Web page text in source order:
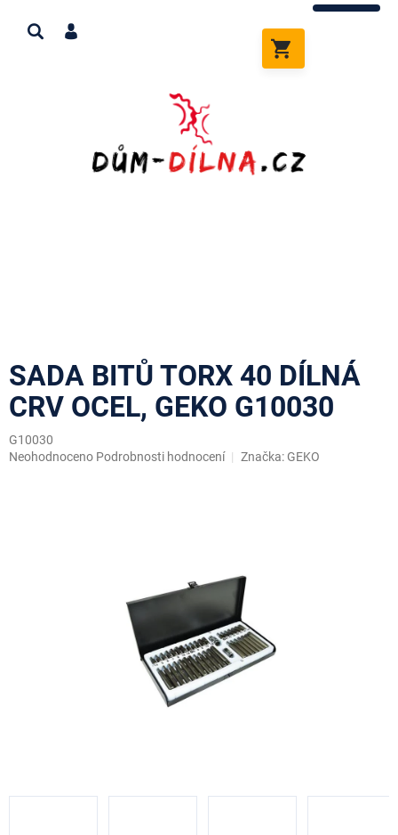
obsah
KOŠÍK
SADA BITŮ TORX 40 DÍLNÁ
CRV OCEL, GEKO G10030
G10030
Průměrné
Neohodnoceno Podrobnosti hodnocení Značka: GEKO